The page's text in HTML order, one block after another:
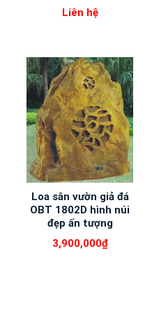
Liên hệ
Loa sân vườn giả đá
OBT 1802D hình núi
đẹp ấn tượng
3,900,000₫